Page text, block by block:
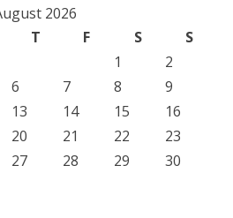
2026
T F S
S
1
2
6 7 8
9
13 14 15
16
20 21 22
23
27 28 29
30